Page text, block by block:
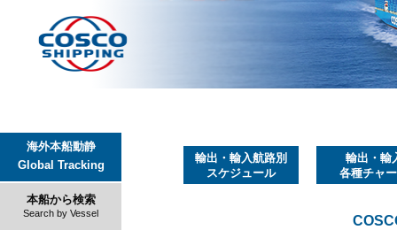
海外本船動静
Global Tracking
本船から検索
Search by Vessel
輸出・輸入航路別
スケジュール
輸出・輸
各種チャ